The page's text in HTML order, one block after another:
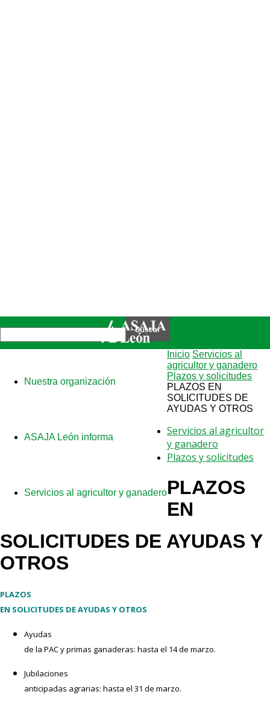
Nuestra organización
ASAJA León informa
Servicios al agricultor y ganadero
Inicio Servicios al
agricultor y ganadero
Plazos y solicitudes
PLAZOS EN
SOLICITUDES DE
AYUDAS Y OTROS
Servicios al agricultor
y ganadero
Plazos y solicitudes
PLAZOS
EN
SOLICITUDES DE AYUDAS Y
OTROS
PLAZOS
EN SOLICITUDES DE AYUDAS Y OTROS
Ayudas
de la PAC y primas ganaderas: hasta el 14 de marzo.
Jubilaciones
anticipadas agrarias: hasta el 31 de marzo.